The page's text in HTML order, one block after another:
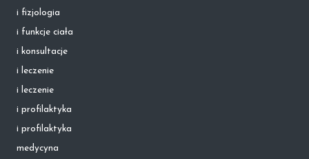
i fizjologia
i funkcje ciała
i konsultacje
i leczenie
i leczenie
i profilaktyka
i profilaktyka
medycyna